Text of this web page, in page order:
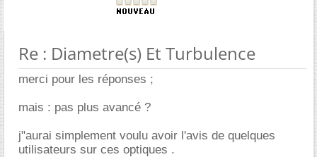
Re : Diametre(s) Et Turbulence
merci pour les réponses ;
mais : pas plus avancé ?
j"aurai simplement voulu avoir l'avis de quelques
utilisateurs sur ces optiques .